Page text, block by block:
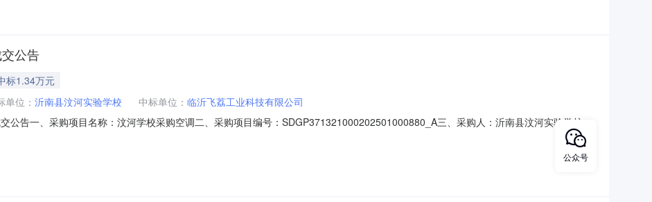
公告
标1.34万元
单位： 沂南县汶河实验学校 中标单位： 临沂飞荔工业科技有限公司
公告一、采购项目名称：汶河学校采购空调二、采购项目编号：SDGP371321000202501000880_A三、采购人：沂南县汶河实验学校
交日期：2026-08-0715:40:04六、成交情况：标包采购内容供应商名称采购数量成交金额AA02061804空调机临沂飞荔工业科技有限公司
：无八、项目联系人信息：王朝明联系电话:13287137232
公众号